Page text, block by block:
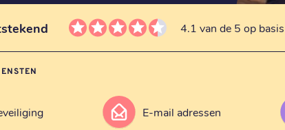
4.1 van de 5 op
E-mail adressen